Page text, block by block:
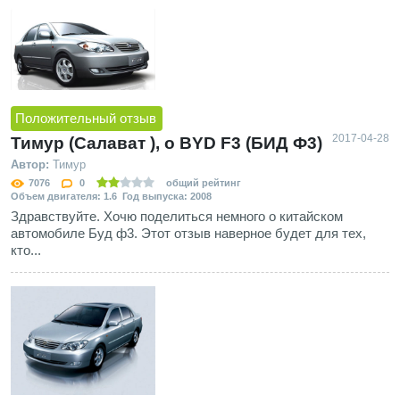
Положительный отзыв
2017-04-28
Тимур (Салават ), о BYD F3 (БИД Ф3)
Автор: Тимур
7076 0
общий рейтинг
Объем двигателя: 1.6 Год выпуска: 2008
Здравствуйте. Хочю поделиться немного о китайском
автомобиле Буд ф3. Этот отзыв наверное будет для тех,
кто...